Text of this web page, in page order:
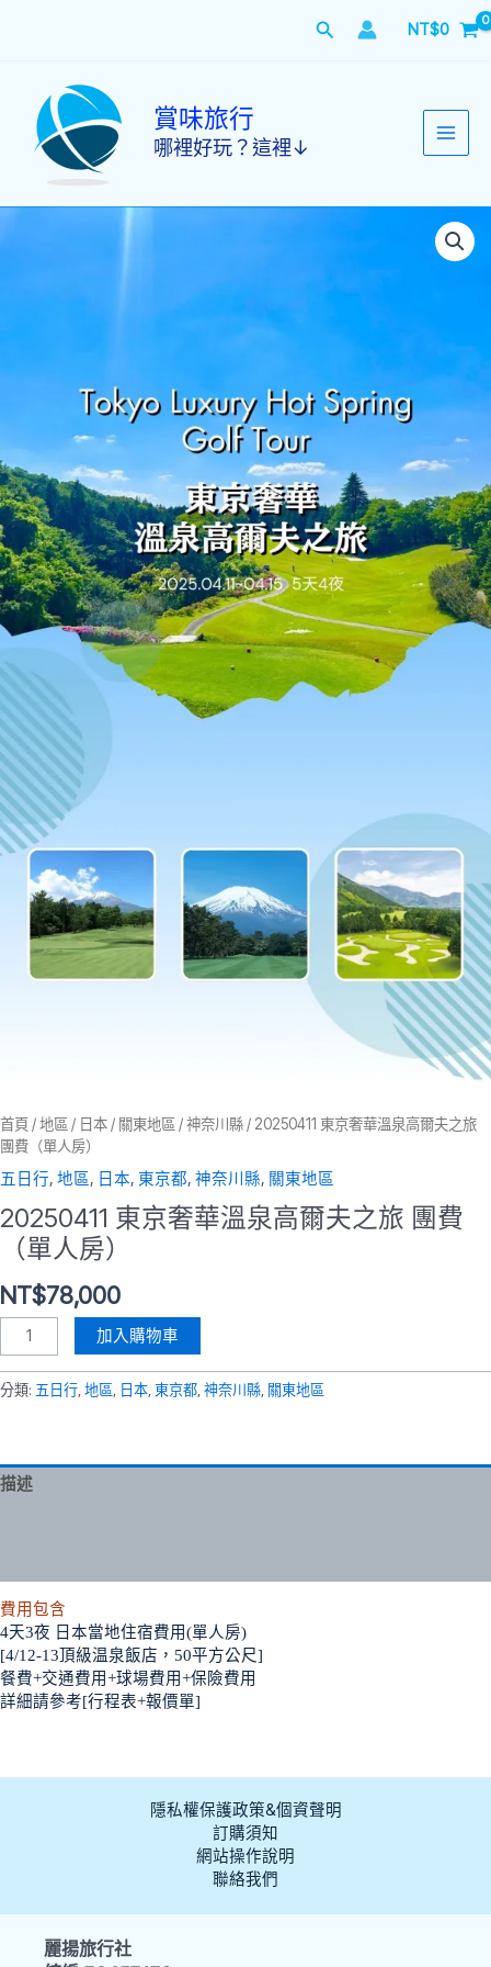
搜
NT$0
賞味旅行
哪裡好玩？這裡↓
首頁 /地區 / 日本 / 關東地區 /神奈川縣 / 20250411 東京奢華溫泉高爾夫之旅
團費（單人房）
五日行, 地區, 日本, 東京都, 神奈川縣, 關東地區
20250411 東京奢華溫泉高爾夫之旅 團費
（單人房）
NT$78,000
之
旅
團
費
（單
人
房）
數
量
加入購物車
分類: 五日行 地區 日本 東京都 神奈川縣 關東地區
描述
費用包含
4天3夜 日本當地住宿費用(單人房)
[4/12-13頂級温泉飯店，50平方公尺]
餐費+交通費用+球場費用+保險費用
詳細請參考[行程表+報價單]
隱私權保護政策&個資聲明
訂購須知
網站操作說明
聯絡我們
麗揚旅行社